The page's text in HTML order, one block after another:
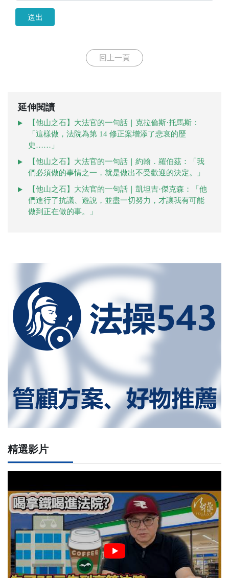
送出
回上一頁
延伸閱讀
【他山之石】大法官的一句話｜克拉倫斯·托馬斯：
「這樣做，法院為第 14 修正案增添了悲哀的歷
史……」
【他山之石】大法官的一句話｜約翰．羅伯茲：「我
們必須做的事情之一，就是做出不受歡迎的決定。」
【他山之石】大法官的一句話｜凱坦吉·傑克森：「他
們進行了抗議、遊說，並盡一切努力，才讓我有可能
做到正在做的事。」
精選影片